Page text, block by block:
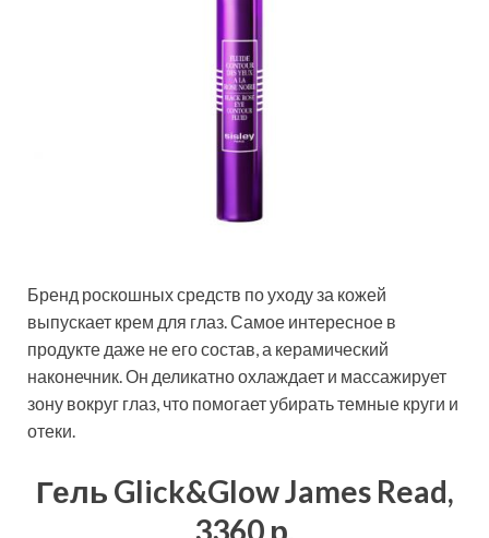
Бренд роскошных средств по уходу за кожей
выпускает крем для глаз. Самое интересное в
продукте даже не его состав, а керамический
наконечник. Он деликатно охлаждает и массажирует
зону вокруг глаз, что помогает убирать темные круги и
отеки.
Гель Glick&Glow James Read,